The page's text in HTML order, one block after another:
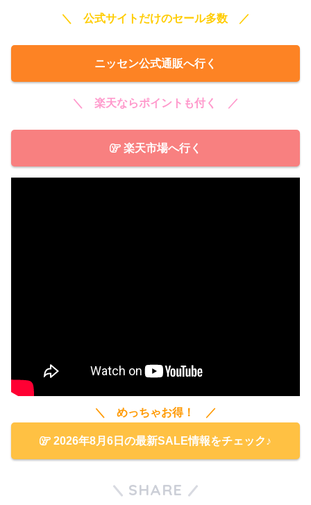
＼ 公式サイトだけのセール多数 ／
ニッセン公式通販へ行く
＼ 楽天ならポイントも付く ／
楽天市場へ行く
＼ めっちゃお得！ ／
2026年8月6日の最新SALE情報をチェック♪
SHARE